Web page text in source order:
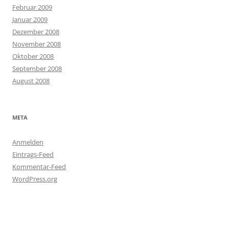
Februar 2009
Januar 2009
Dezember 2008
November 2008
Oktober 2008
September 2008
August 2008
META
Anmelden
Eintrags-Feed
Kommentar-Feed
WordPress.org